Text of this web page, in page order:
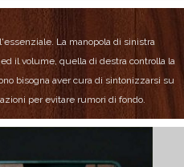
La manopola di sinistra
il volume, quella di destra controlla la
bisogna aver cura di sintonizzarsi su
per evitare rumori di fondo.